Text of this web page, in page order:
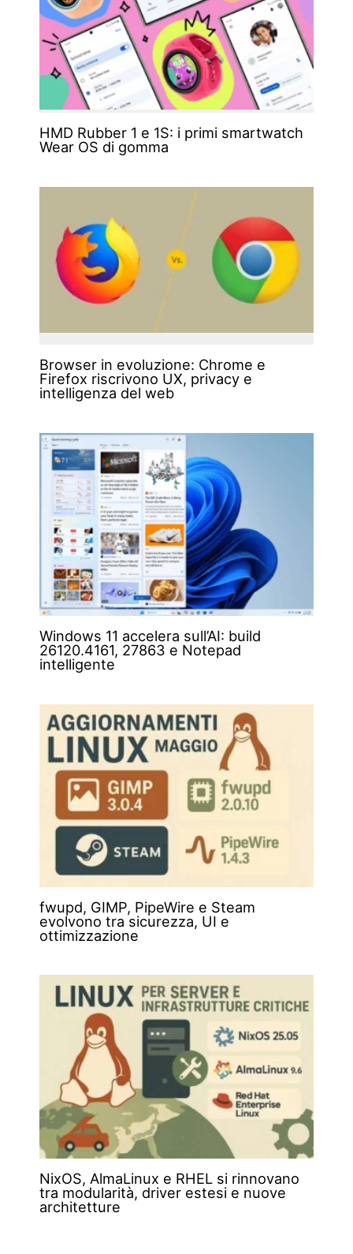
HMD Rubber 1 e 1S: i primi smartwatch
Wear OS di gomma
Browser in evoluzione: Chrome e
Firefox riscrivono UX, privacy e
intelligenza del web
Windows 11 accelera sull’AI: build
26120.4161, 27863 e Notepad
intelligente
fwupd, GIMP, PipeWire e Steam
evolvono tra sicurezza, UI e
ottimizzazione
NixOS, AlmaLinux e RHEL si rinnovano
tra modularità, driver estesi e nuove
architetture